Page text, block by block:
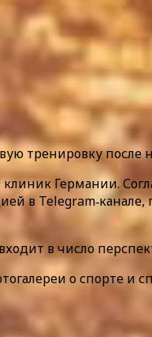
тренировку после
Германии.
в
в число
о спорте и